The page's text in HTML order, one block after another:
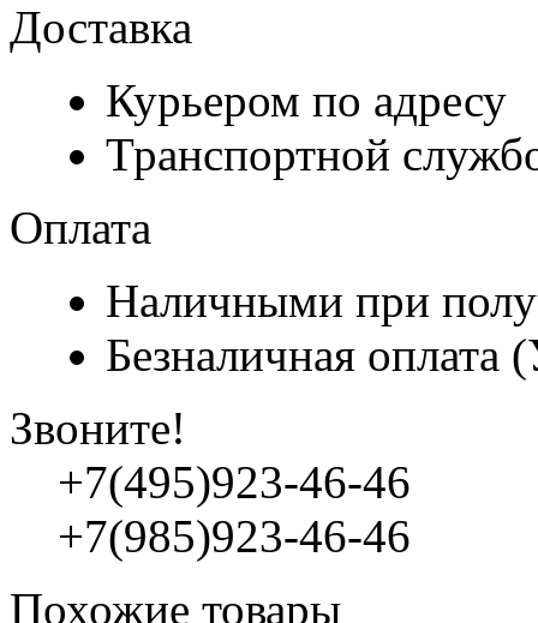
Доставка
Курьером по адресу
Транспортной
Оплата
Наличными при
Безналичная
Звоните!
+7(495)923-46-46
+7(985)923-46-46
Похожие товары